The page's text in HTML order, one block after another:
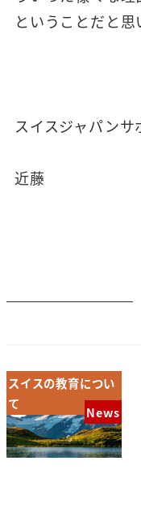
ということだと思
スイスジャパンサ
近藤
スイスの教育につい
て
News